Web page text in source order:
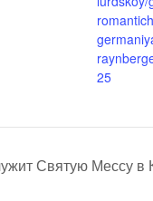
25
Святую Мессу